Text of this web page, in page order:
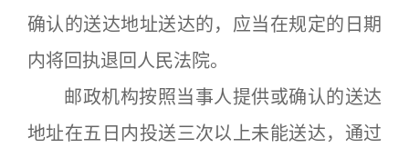
确认的送达地址送达的，应当在规定的日期
内将回执退回人民法院。
邮政机构按照当事人提供或确认的送达
地址在五日内投送三次以上未能送达，通过